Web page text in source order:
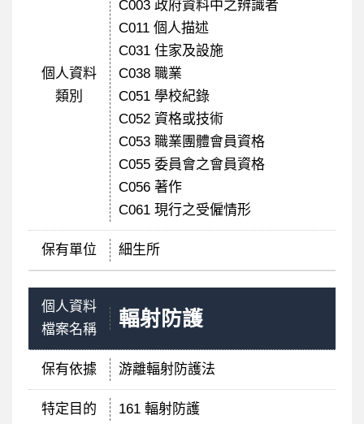
個人資料
類別
C003 政府資料中之辨識者
C011 個人描述
C031 住家及設施
C038 職業
C051 學校紀錄
C052 資格或技術
C053 職業團體會員資格
C055 委員會之會員資格
C056 著作
C061 現行之受僱情形
保有單位 細生所
個人資料
檔案名稱
輻射防護
保有依據 游離輻射防護法
特定目的 161 輻射防護